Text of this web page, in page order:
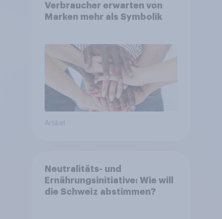
Verbraucher erwarten von
Marken mehr als Symbolik
Artikel
Neutralitäts- und
Ernährungsinitiative: Wie will
die Schweiz abstimmen?